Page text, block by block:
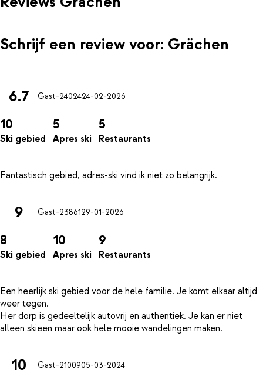
Schrijf een review voor: Grächen
6.7 Gast-2402424-02-2026
10
Ski gebied
5
Apres ski
5
Restaurants
9 Gast-2386129-01-2026
8
Ski gebied
10
Apres ski
9
Restaurants
Een heerlijk ski gebied voor de hele familie. Je komt elkaar altijd
weer tegen.
Her dorp is gedeeltelijk autovrij en authentiek. Je kan er niet
10 Gast-2100905-03-2024